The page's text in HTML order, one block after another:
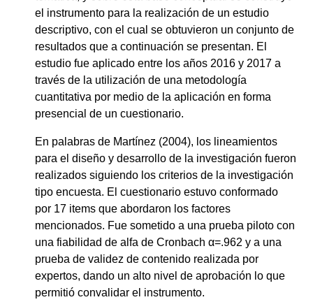
el instrumento para la realización de un estudio
descriptivo, con el cual se obtuvieron un conjunto de
resultados que a continuación se presentan. El
estudio fue aplicado entre los años 2016 y 2017 a
través de la utilización de una metodología
cuantitativa por medio de la aplicación en forma
presencial de un cuestionario.
En palabras de Martínez (2004), los lineamientos
para el diseño y desarrollo de la investigación fueron
realizados siguiendo los criterios de la investigación
tipo encuesta. El cuestionario estuvo conformado
por 17 items que abordaron los factores
mencionados. Fue sometido a una prueba piloto con
una fiabilidad de alfa de Cronbach α=.962 y a una
prueba de validez de contenido realizada por
expertos, dando un alto nivel de aprobación lo que
permitió convalidar el instrumento.